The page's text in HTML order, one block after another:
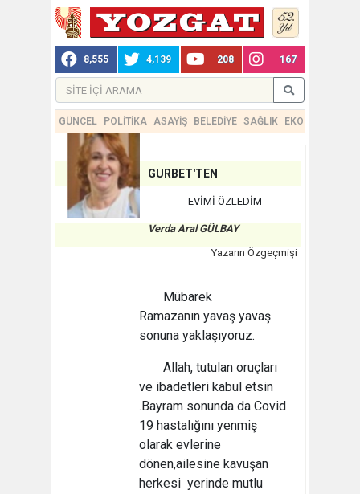
8,555 4,139 208 167
GÜNCEL POLİTİKA ASAYİŞ BELEDİYE SAĞLIK EKONOMİ
GURBET'TEN
EVİMİ ÖZLEDİM
Verda Aral GÜLBAY
Yazarın Özgeçmişi
Mübarek
Ramazanın yavaş yavaş
sonuna yaklaşıyoruz.
Allah, tutulan oruçları
ve ibadetleri kabul etsin
.Bayram sonunda da Covid
19 hastalığını yenmiş
olarak evlerine
dönen,ailesine kavuşan
herkesi yerinde mutlu